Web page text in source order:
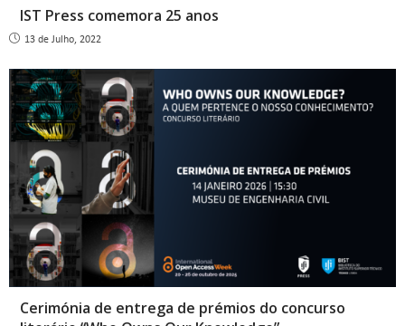
IST Press comemora 25 anos
13 de Julho, 2022
Cerimónia de entrega de prémios do concurso